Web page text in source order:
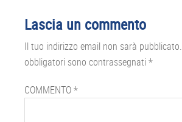
Interazioni
del
lettore
Lascia un commento
Il tuo indirizzo email non sarà pubblicato.
obbligatori sono contrassegnati *
COMMENTO*